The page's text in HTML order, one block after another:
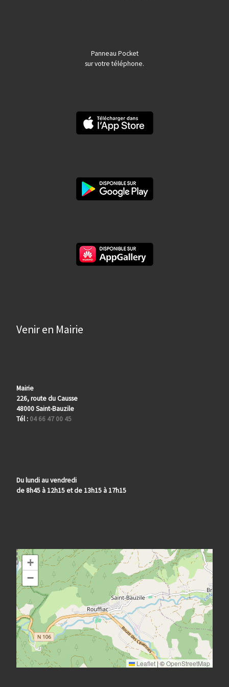
Panneau Pocket
sur votre téléphone.
Venir en Mairie
Mairie
226, route du Causse
48000 Saint-Bauzile
Tél : 04 66 47 00 45
Du lundi au vendredi
de 8h45 à 12h15 et de 13h15 à 17h15
+
−
Leaflet |©OpenStreetMap